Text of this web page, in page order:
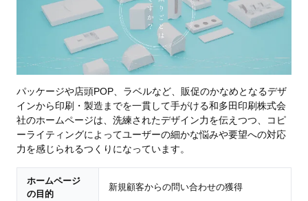
パッケージや店頭POP、ラベルなど、販促のかなめとなるデザ
インから印刷・製造までを一貫して手がける和多田印刷株式会
社のホームページは、洗練されたデザイン力を伝えつつ、コピ
ーライティングによってユーザーの細かな悩みや要望への対応
力を感じられるつくりになっています。
ホームページ
の目的
新規顧客からの問い合わせの獲得